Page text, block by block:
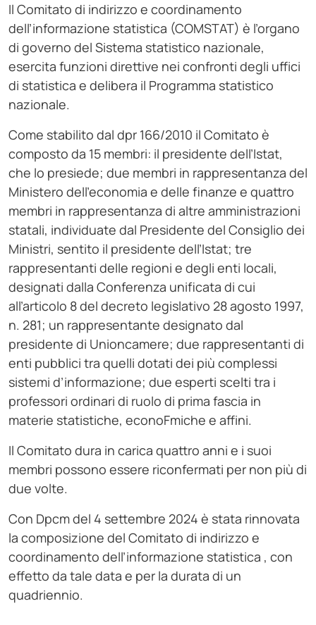
Il Comitato di indirizzo e coordinamento
dell’informazione statistica (COMSTAT) è l’organo
di governo del Sistema statistico nazionale,
esercita funzioni direttive nei confronti degli uffici
di statistica e delibera il Programma statistico
nazionale.
Come stabilito dal dpr 166/2010 il Comitato è
composto da 15 membri: il presidente dell’Istat,
che lo presiede; due membri in rappresentanza del
Ministero dell’economia e delle finanze e quattro
membri in rappresentanza di altre amministrazioni
statali, individuate dal Presidente del Consiglio dei
Ministri, sentito il presidente dell’Istat; tre
rappresentanti delle regioni e degli enti locali,
designati dalla Conferenza unificata di cui
all’articolo 8 del decreto legislativo 28 agosto 1997,
n. 281; un rappresentante designato dal
presidente di Unioncamere; due rappresentanti di
enti pubblici tra quelli dotati dei più complessi
sistemi d’informazione; due esperti scelti tra i
professori ordinari di ruolo di prima fascia in
materie statistiche, econoFmiche e affini.
Il Comitato dura in carica quattro anni e i suoi
membri possono essere riconfermati per non più di
due volte.
Con Dpcm del 4 settembre 2024 è stata rinnovata
la composizione del Comitato di indirizzo e
coordinamento dell’informazione statistica , con
effetto da tale data e per la durata di un
quadriennio.